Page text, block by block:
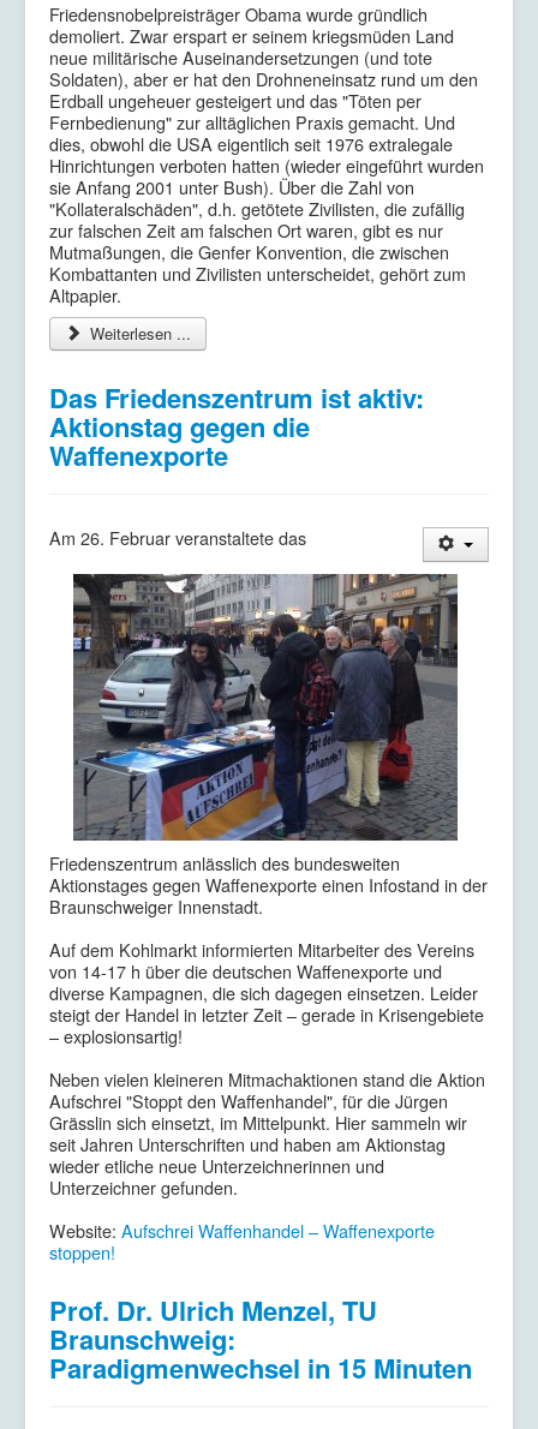
Friedensnobelpreisträger Obama wurde gründlich
demoliert. Zwar erspart er seinem kriegsmüden Land
neue militärische Auseinandersetzungen (und tote
Soldaten), aber er hat den Drohneneinsatz rund um den
Erdball ungeheuer gesteigert und das "Töten per
Fernbedienung" zur alltäglichen Praxis gemacht. Und
dies, obwohl die USA eigentlich seit 1976 extralegale
Hinrichtungen verboten hatten (wieder eingeführt wurden
sie Anfang 2001 unter Bush). Über die Zahl von
"Kollateralschäden", d.h. getötete Zivilisten, die zufällig
zur falschen Zeit am falschen Ort waren, gibt es nur
Mutmaßungen, die Genfer Konvention, die zwischen
Kombattanten und Zivilisten unterscheidet, gehört zum
Altpapier.
Weiterlesen ...
Das Friedenszentrum ist aktiv:
Aktionstag gegen die
Waffenexporte
Am 26. Februar veranstaltete das
Friedenszentrum anlässlich des bundesweiten
Aktionstages gegen Waffenexporte einen Infostand in der
Braunschweiger Innenstadt.
Auf dem Kohlmarkt informierten Mitarbeiter des Vereins
von 14-17 h über die deutschen Waffenexporte und
diverse Kampagnen, die sich dagegen einsetzen. Leider
steigt der Handel in letzter Zeit – gerade in Krisengebiete
– explosionsartig!
Neben vielen kleineren Mitmachaktionen stand die Aktion
Aufschrei "Stoppt den Waffenhandel", für die Jürgen
Grässlin sich einsetzt, im Mittelpunkt. Hier sammeln wir
seit Jahren Unterschriften und haben am Aktionstag
wieder etliche neue Unterzeichnerinnen und
Unterzeichner gefunden.
Website: Aufschrei Waffenhandel – Waffenexporte
stoppen!
Prof. Dr. Ulrich Menzel, TU
Braunschweig:
Paradigmenwechsel in 15 Minuten